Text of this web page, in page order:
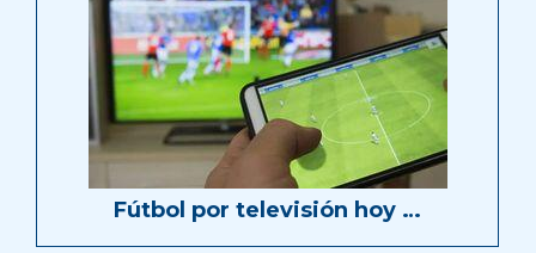
Fútbol por televisión hoy …